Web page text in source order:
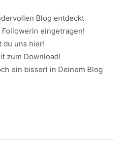
Blog entdeckt
eingetragen!
du uns hier!
zum Download!
ein bisserl in Deinem Blog